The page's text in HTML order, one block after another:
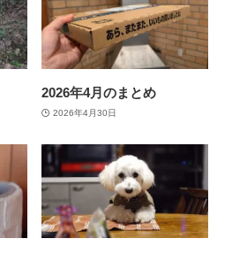
2026年4月のまとめ
2026年4月30日